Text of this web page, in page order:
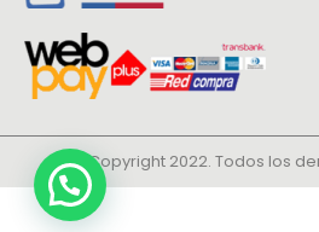
© Copyright 2022. Todos los